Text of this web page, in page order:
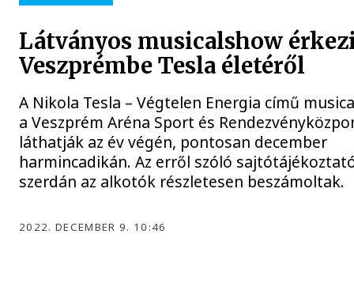
Látványos musicalshow
Veszprémbe Tesla életéről
A Nikola Tesla – Végtelen Energia című
a Veszprém Aréna Sport és
láthatják az év végén, pontosan december
harmincadikán. Az erről szóló
szerdán az alkotók részletesen beszámoltak.
2022. DECEMBER 9. 10:46